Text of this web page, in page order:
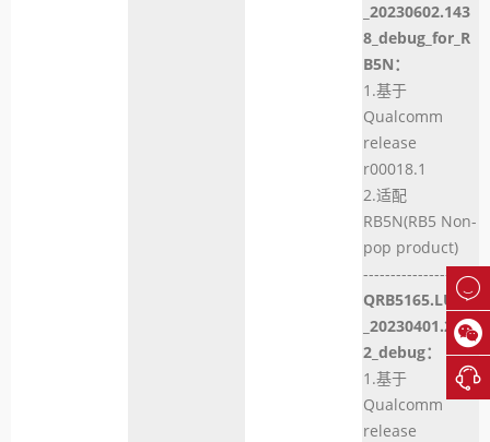
_20230602.143
8_debug_for_R
B5N：
1.基于
Qualcomm
release
r00018.1
2.适配
RB5N(RB5 Non-
pop product)
--------------------
QRB5165.LU2.0
_20230401.224
2_debug：
1.基于
Qualcomm
release


